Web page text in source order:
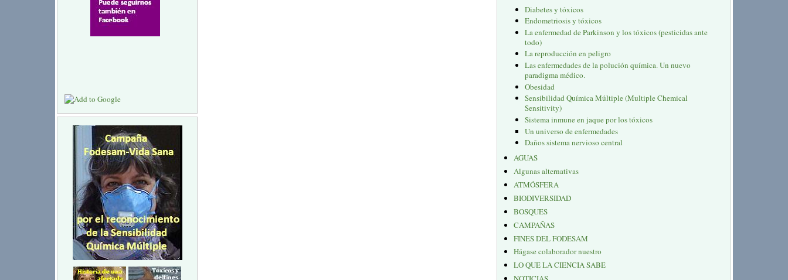
Diabetes y tóxicos
Endometriosis y tóxicos
La enfermedad de Parkinson y los tóxicos (pesticidas ante
todo)
La reproducción en peligro
Las enfermedades de la polución química. Un nuevo
paradigma médico.
Obesidad
Sensibilidad Química Múltiple (Multiple Chemical
Sensitivity)
Sistema inmune en jaque por los tóxicos
Un universo de enfermedades
Daños sistema nervioso central
AGUAS
Algunas alternativas
ATMÓSFERA
BIODIVERSIDAD
BOSQUES
CAMPAÑAS
FINES DEL FODESAM
Hágase colaborador nuestro
LO QUE LA CIENCIA SABE